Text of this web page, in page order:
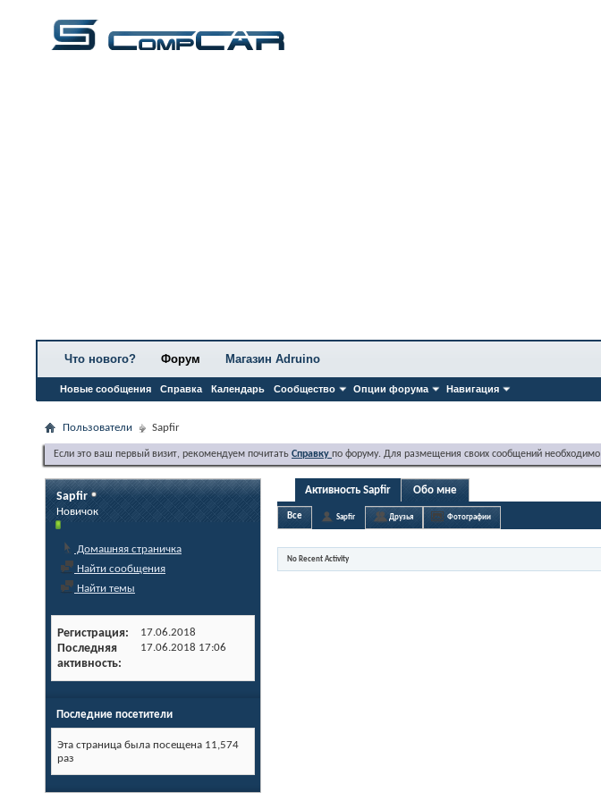
Что нового? Форум
Новые сообщения Справка Календарь Сообщество Опции форума Навигация
Магазин Adruino
Пользователи Sapfir
Если это ваш первый визит, рекомендуем почитать Справку по форуму. Для размещения своих сообщений необходимо
Sapfir
Новичок
Домашняя страничка
Найти сообщения
Найти темы
Регистрация 17.06.2018
Последняя
активность
17.06.2018 17:06
Последние посетители
Эта страница была посещена 11,574
раз
Активность Sapfir Обо мне
Все Sapfir Друзья Фотографии
No Recent Activity